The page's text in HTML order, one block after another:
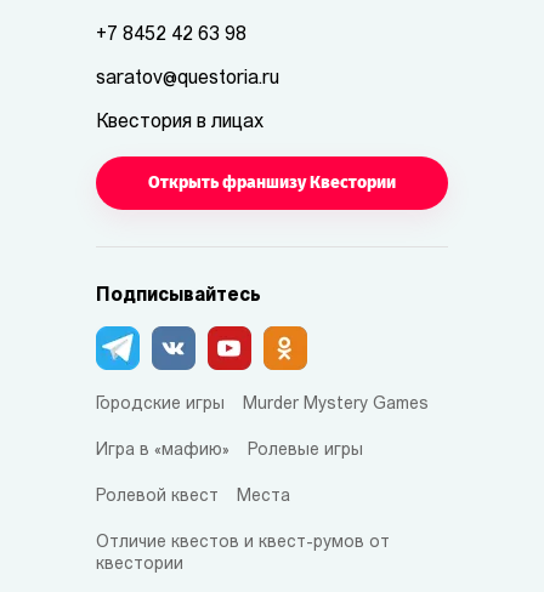
+7 8452 42 63 98
saratov@questoria.ru
Квестория в лицах
Открыть франшизу Квестории
Подписывайтесь
Городские игры Murder Mystery Games
Игра в «мафию» Ролевые игры
Ролевой квест Места
Отличие квестов и квест-румов от
квестории